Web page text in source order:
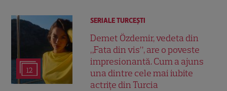
12
SERIALE TURCEŞTI
Demet Özdemir, vedeta din
„Fata din vis”, are o poveste
impresionantă. Cum a ajuns
una dintre cele mai iubite
actrițe din Turcia